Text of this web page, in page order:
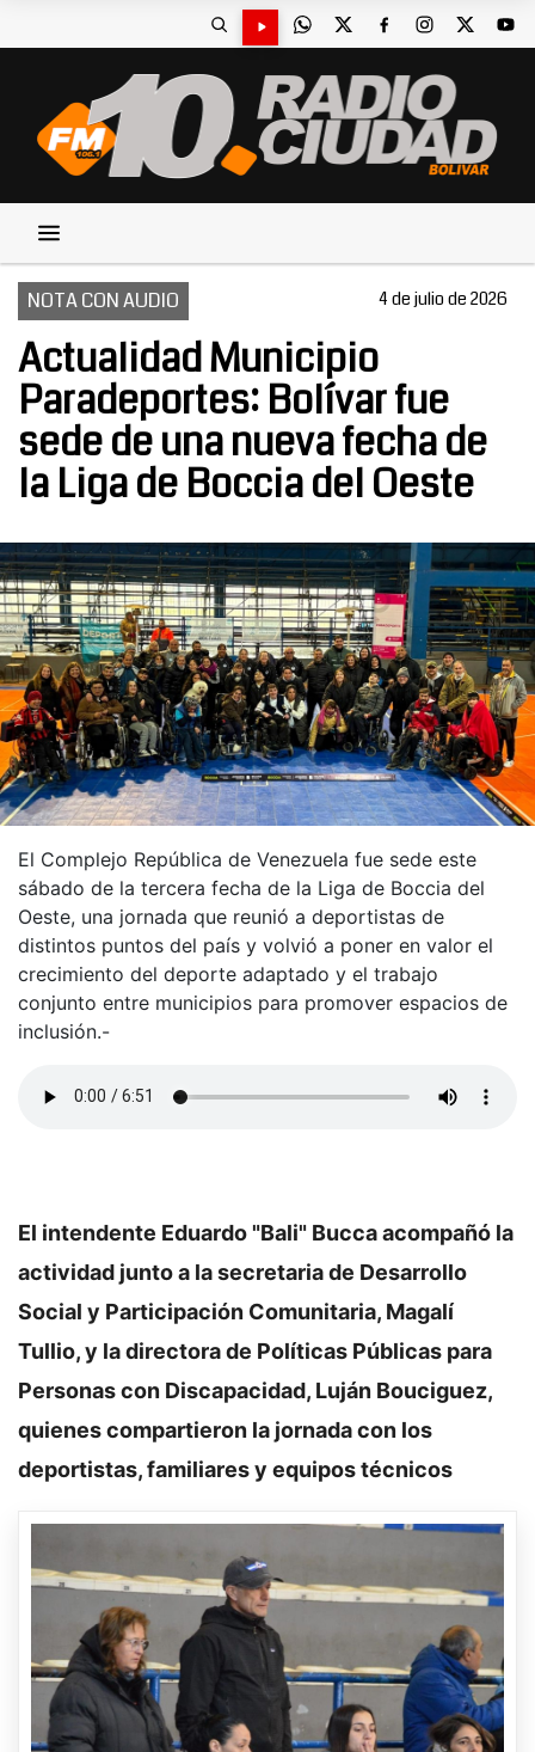
NOTA CON AUDIO 4 de julio de 2026
Actualidad Municipio
Paradeportes: Bolívar fue
sede de una nueva fecha de
la Liga de Boccia del Oeste
El Complejo República de Venezuela fue sede este
sábado de la tercera fecha de la Liga de Boccia del
Oeste, una jornada que reunió a deportistas de
distintos puntos del país y volvió a poner en valor el
crecimiento del deporte adaptado y el trabajo
conjunto entre municipios para promover espacios de
inclusión.-
El intendente Eduardo "Bali" Bucca acompañó la
actividad junto a la secretaria de Desarrollo
Social y Participación Comunitaria, Magalí
Tullio, y la directora de Políticas Públicas para
Personas con Discapacidad, Luján Bouciguez,
quienes compartieron la jornada con los
deportistas, familiares y equipos técnicos